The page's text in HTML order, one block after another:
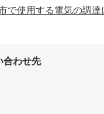
で使用する電気の調達
合わせ先